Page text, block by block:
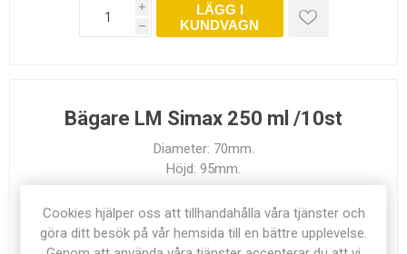
i
h
LÄGG I
KUNDVAGN
Bägare LM Simax 250 ml /10st
Diameter: 70mm.
Höjd: 95mm.
Cookies hjälper oss att tillhandahålla våra tjänster och
göra ditt besök på vår hemsida till en bättre upplevelse.